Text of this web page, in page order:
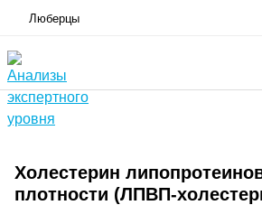
Люберцы
Холестерин
плотности (ЛПВП-